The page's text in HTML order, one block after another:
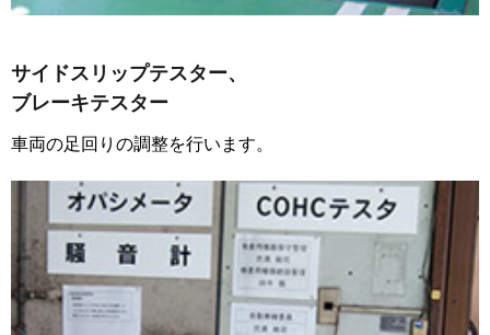
サイドスリップテスター、
ブレーキテスター
車両の足回りの調整を行います。